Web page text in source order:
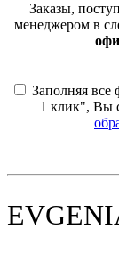
Заказы,
менеджером в
Заполняя все
1 клик", Вы